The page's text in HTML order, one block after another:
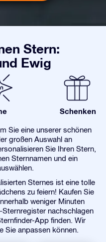
Stern:
Ewig
Schenken
Sie eine unserer schönen
großen Auswahl an
Sie Ihren Stern,
Sternnamen und ein
Sternes ist eine tolle
zu feiern! Kaufen Sie
weniger Minuten
nachschlagen
App finden. Wir
Sie anpassen können.